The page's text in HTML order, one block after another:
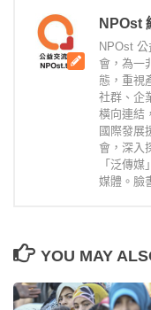
NPOst
NPOst
會，為一
態，重視
社群、企
橫向連結
國際發展
會，深入
「泛傳
媒體。臉
YOU MAY